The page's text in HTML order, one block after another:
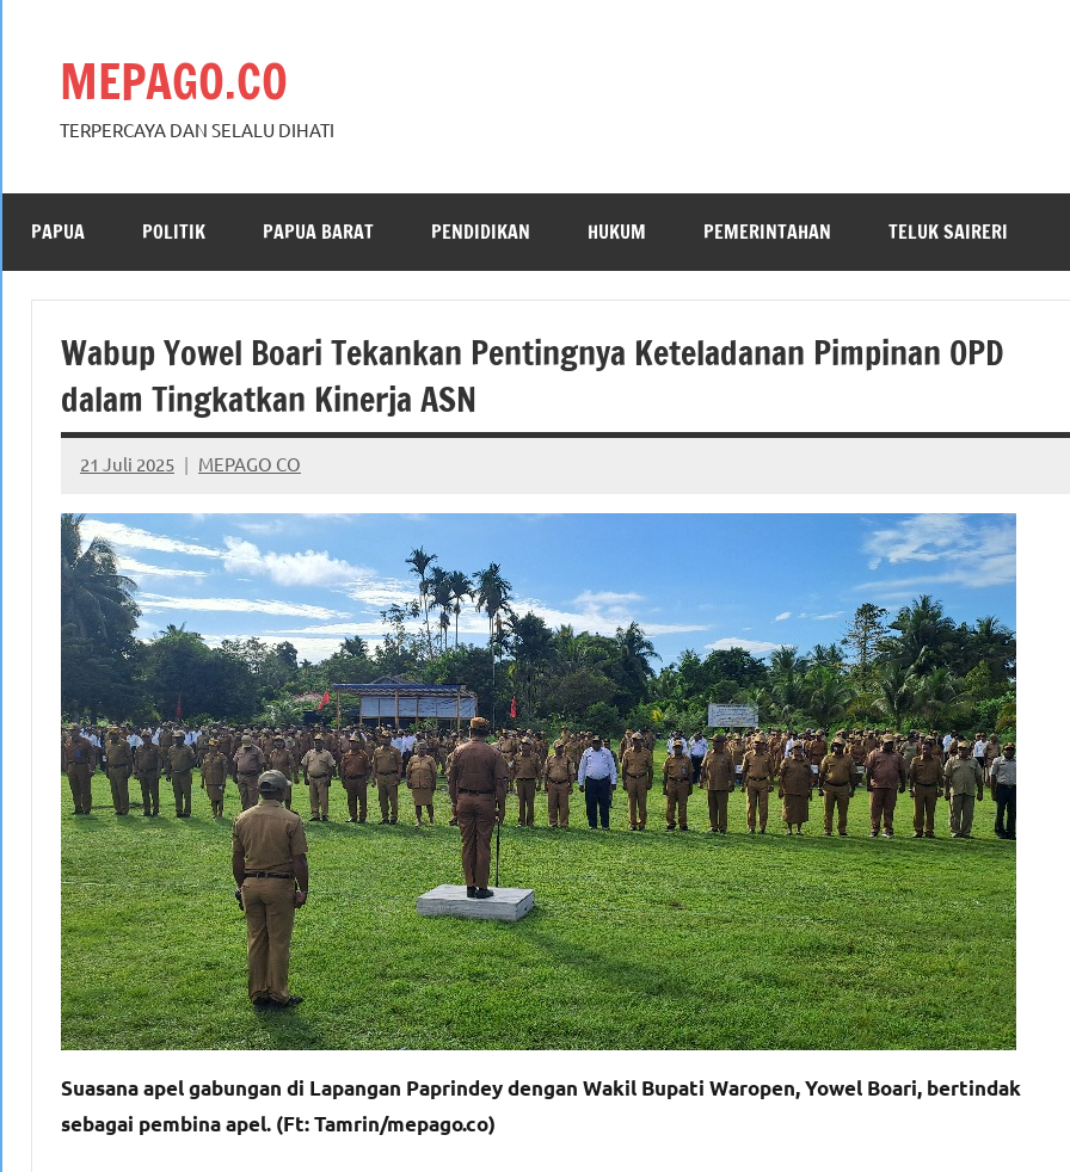
MEPAGO.CO
TERPERCAYA DAN SELALU DIHATI
PAPUA POLITIK PAPUA BARAT PENDIDIKAN HUKUM PEMERINTAHAN TELUK SAIRERI
Wabup Yowel Boari Tekankan Pentingnya Keteladanan Pimpinan OPD
dalam Tingkatkan Kinerja ASN
21 Juli 2025 MEPAGO CO
No
comments
Suasana apel gabungan di Lapangan Paprindey dengan Wakil Bupati Waropen, Yowel Boari, bertindak
sebagai pembina apel. (Ft: Tamrin/mepago.co)